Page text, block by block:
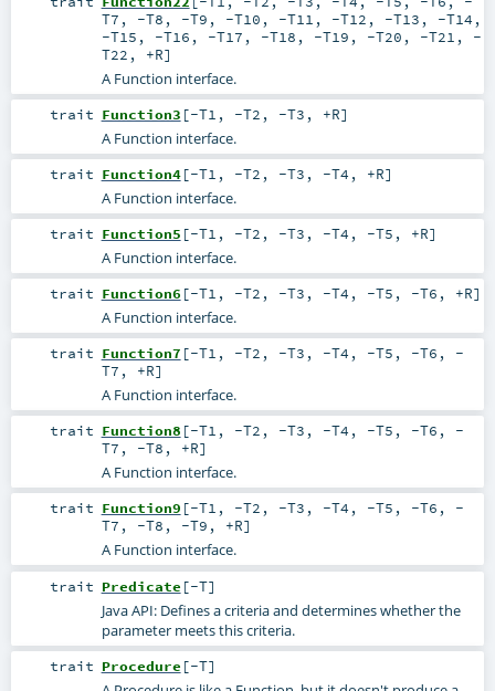
T7 , -T8 , -T9 , -T10 , -T11 , -T12 , -T13 , -T14 ,
-T15 , -T16 , -T17 , -T18 , -T19 , -T20 , -T21 , -
T22 , +R]
A Function interface.
trait Function3 [-T1 , -T2 , -T3 , +R]
A Function interface.
trait Function4[-T1 , -T2 , -T3 , -T4 , +R]
A Function interface.
trait Function5 [-T1 , -T2 , -T3 , -T4 , -T5 , +R]
A Function interface.
trait Function6 [-T1 , -T2 , -T3 , -T4 , -T5 , -T6 , +R]
A Function interface.
trait Function7 [-T1 , -T2 , -T3 , -T4 , -T5 , -T6 , -
T7 , +R]
A Function interface.
trait Function8 [-T1 , -T2 , -T3 , -T4 , -T5 , -T6 , -
T7 , -T8 , +R]
A Function interface.
trait Function9 [-T1 , -T2 , -T3 , -T4 , -T5 , -T6 , -
T7 , -T8 , -T9 , +R]
A Function interface.
trait Predicate [-T]
Java API: Defines a criteria and determines whether the
parameter meets this criteria.
trait Procedure [-T]